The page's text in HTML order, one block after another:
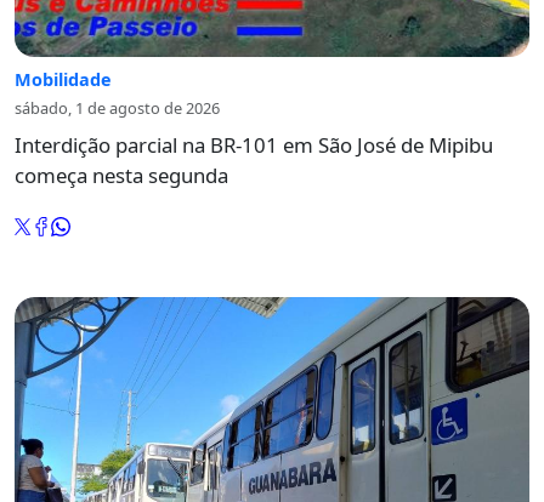
Mobilidade
sábado, 1 de agosto de 2026
Interdição parcial na BR-101 em São José de Mipibu
começa nesta segunda